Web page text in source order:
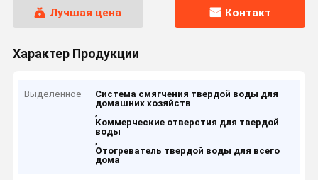
Лучшая цена Контакт
Характер Продукции
Выделенное
Система смягчения твердой воды для
домашних хозяйств
,
Коммерческие отверстия для твердой
воды
,
Отогреватель твердой воды для всего
дома